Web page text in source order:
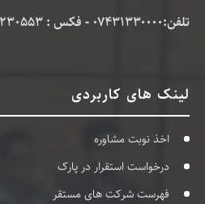
تلفن:۰۷۴۳۱۳۳۰۰۰۰ - فکس : 07433230553
لینک های کاربردی
اخذ نوبت مشاوره
درخواست استقرار در پارک
فهرست شرکت های مستقر